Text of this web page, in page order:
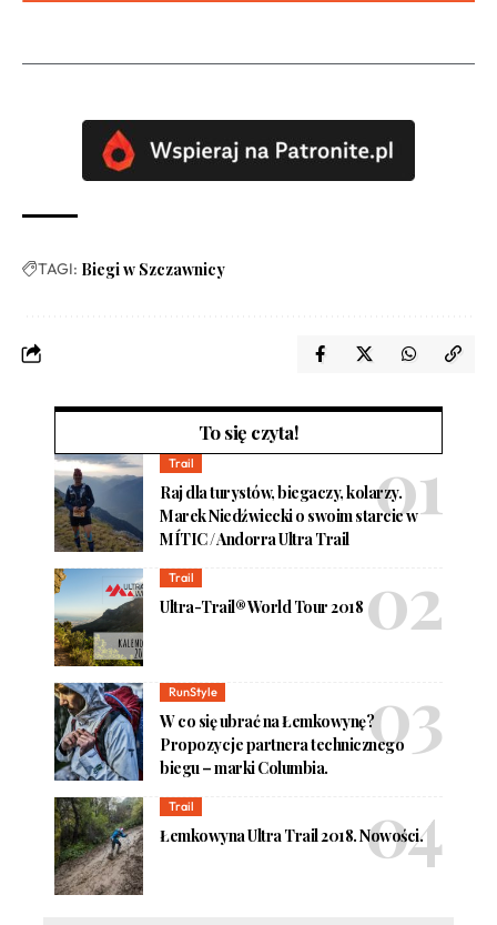
TAGI: Biegi w Szczawnicy
To się czyta!
Trail
Raj dla turystów, biegaczy, kolarzy.
Marek Niedźwiecki o swoim starcie w
MÍTIC / Andorra Ultra Trail
Trail
Ultra-Trail® World Tour 2018
RunStyle
W co się ubrać na Łemkowynę?
Propozycje partnera technicznego
biegu – marki Columbia.
Trail
Łemkowyna Ultra Trail 2018. Nowości.